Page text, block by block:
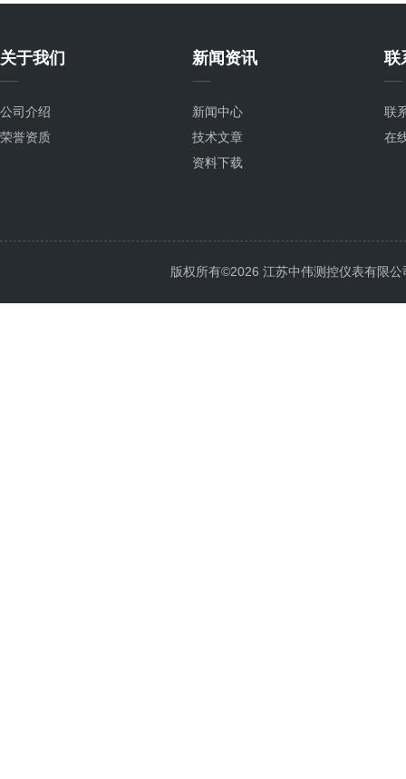
关于我们
公司介绍
荣誉资质
新闻资讯
新闻中心
技术文章
资料下载
联
联
在
版权所有©2026 江苏中伟测控仪表有限